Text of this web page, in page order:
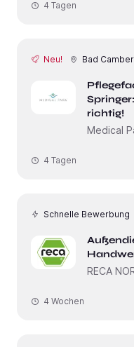
4 Tagen
Neu! Bad
richtig!
Medical
4 Tagen
Schnelle Bewerbung
RECA
4 Wochen